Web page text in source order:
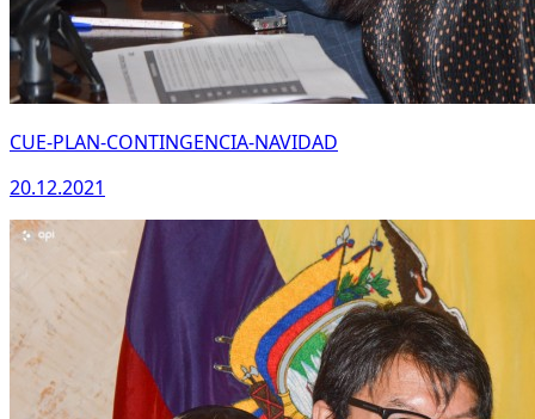
CUE-PLAN-CONTINGENCIA-NAVIDAD
20.12.2021